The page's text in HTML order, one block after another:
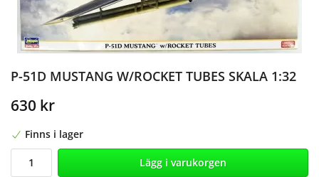
P-51D MUSTANG W/ROCKET TUBES SKALA 1:32
630 kr
Finns i lager
Lägg i varukorgen